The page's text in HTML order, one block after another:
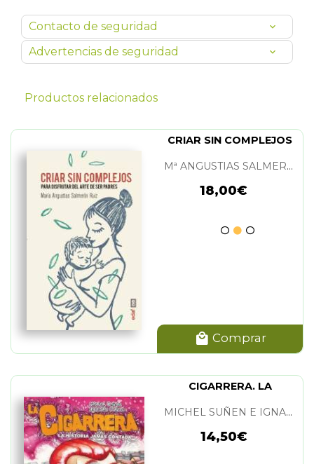
Contacto de seguridad
Advertencias de seguridad
Productos relacionados
CRIAR SIN COMPLEJOS
Mª ANGUSTIAS SALMERON RUIZ
18,00€
Comprar
CIGARRERA. LA
MICHEL SUÑEN E IGNACIO OCHOA
14,50€